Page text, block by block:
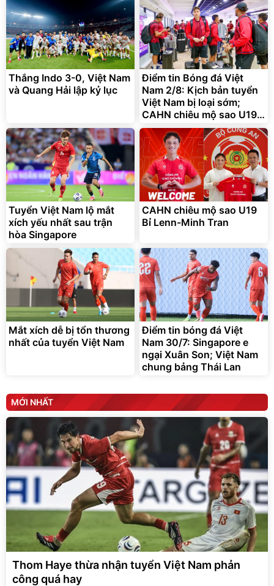
Discount Flash Sale
Unmute
Vali Bamozo Khung Nhôm
9066 Size 20/24/28 Cao
Cấp
1.000.000đ
825.000đ
Flash Sale
Lót ghế ôtô, nâng lưng
chống nóng giúp thoải mái
trong di chuyển
295.000đ
Đã bán nhiều
Thắng Indo 3-0, Việt Nam
và Quang Hải lập kỷ lục
Điểm tin Bóng đá Việt
Nam 2/8: Kịch bản tuyển
Việt Nam bị loại sớm;
CAHN chiêu mộ sao U19
Bỉ
Tuyển Việt Nam lộ mắt
xích yếu nhất sau trận
hòa Singapore
CAHN chiêu mộ sao U19
Bỉ Lenn-Minh Tran
Mắt xích dễ bị tổn thương
nhất của tuyển Việt Nam
Điểm tin bóng đá Việt
Nam 30/7: Singapore e
ngại Xuân Son; Việt Nam
chung bảng Thái Lan
MỚI NHẤT
Thom Haye thừa nhận tuyển Việt Nam phản
công quá hay